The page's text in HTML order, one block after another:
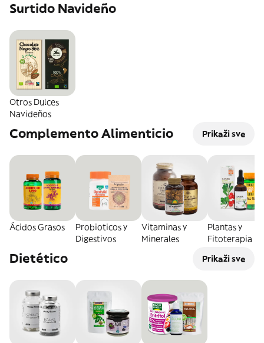
Surtido Navideño
Otros Dulces
Navideños
Complemento Alimenticio Prikaži sve
Ácidos Grasos
Probioticos y
Digestivos
Vitaminas y
Minerales
Plantas y
Fitoterapia
Dietético Prikaži sve